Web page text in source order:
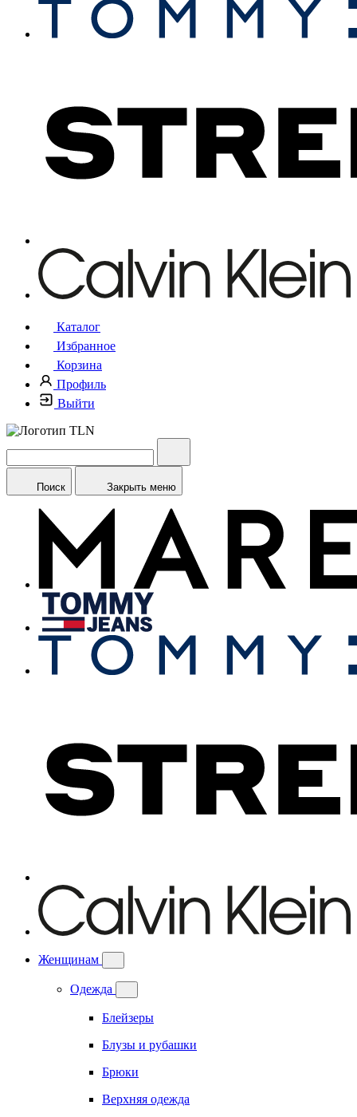
Каталог
Избранное
Корзина
Профиль
Выйти
Поиск Закрыть меню
Женщинам
Одежда
Блейзеры
Блузы и рубашки
Брюки
Верхняя одежда